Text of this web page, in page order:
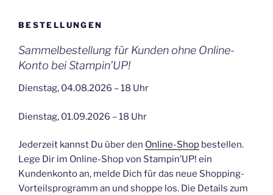
BESTELLUNGEN
Sammelbestellung für Kunden ohne Online-
Konto bei Stampin’UP!
Dienstag, 04.08.2026 – 18 Uhr
Dienstag, 01.09.2026 – 18 Uhr
Jederzeit kannst Du über den Online-Shop bestellen.
Lege Dir im Online-Shop von Stampin’UP! ein
Kundenkonto an, melde Dich für das neue Shopping-
Vorteilsprogramm an und shoppe los. Die Details zum